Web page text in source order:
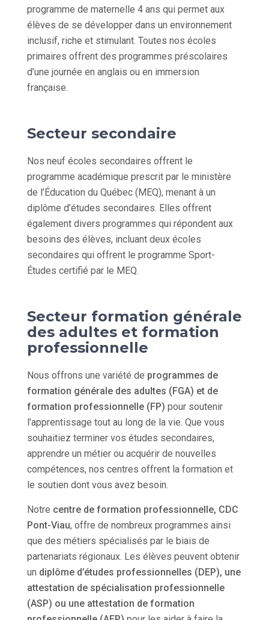
programme de maternelle 4 ans qui permet aux
élèves de se développer dans un environnement
inclusif, riche et stimulant. Toutes nos écoles
primaires offrent des programmes préscolaires
d’une journée en anglais ou en immersion
française.
Secteur secondaire
Nos neuf écoles secondaires offrent le
programme académique prescrit par le ministère
de l’Éducation du Québec (MEQ), menant à un
diplôme d’études secondaires. Elles offrent
également divers programmes qui répondent aux
besoins des élèves, incluant deux écoles
secondaires qui offrent le programme Sport-
Études certifié par le MEQ.
Secteur formation générale
des adultes et formation
professionnelle
Nous offrons une variété de programmes de
formation générale des adultes (FGA) et de
formation professionnelle (FP) pour soutenir
l’apprentissage tout au long de la vie. Que vous
souhaitiez terminer vos études secondaires,
apprendre un métier ou acquérir de nouvelles
compétences, nos centres offrent la formation et
le soutien dont vous avez besoin.
Notre centre de formation professionnelle, CDC
Pont-Viau, offre de nombreux programmes ainsi
que des métiers spécialisés par le biais de
partenariats régionaux. Les élèves peuvent obtenir
un diplôme d’études professionnelles (DEP), une
attestation de spécialisation professionnelle
(ASP) ou une attestation de formation